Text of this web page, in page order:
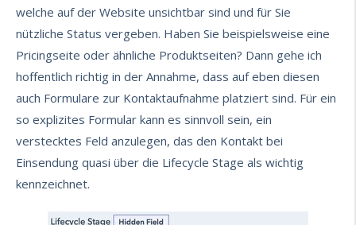
welche auf der Website unsichtbar sind und für Sie
nützliche Status vergeben. Haben Sie beispielsweise eine
Pricingseite oder ähnliche Produktseiten? Dann gehe ich
hoffentlich richtig in der Annahme, dass auf eben diesen
auch Formulare zur Kontaktaufnahme platziert sind. Für ein
so explizites Formular kann es sinnvoll sein, ein
verstecktes Feld anzulegen, das den Kontakt bei
Einsendung quasi über die Lifecycle Stage als wichtig
kennzeichnet.